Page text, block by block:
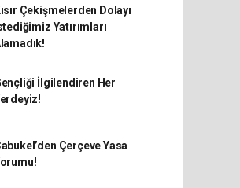
Çekişmelerden Dolayı
Yatırımları
İlgilendiren Her
Çerçeve Yasa